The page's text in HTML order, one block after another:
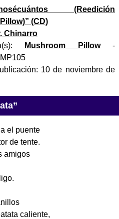
nosécuántos (Reedición
” (CD)
Chinarro
Mushroom Pillow-
MP105
10 de noviembre de
el puente
de tente.
amigos
caliente,